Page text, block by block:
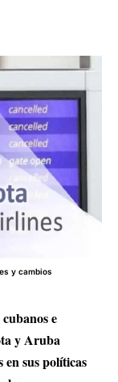
y cambios
e
yAruba
sus políticas